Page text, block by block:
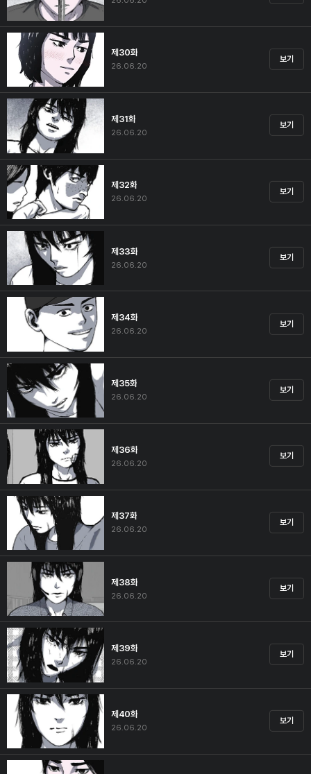
제30화
26.06.20
보기
제31화
26.06.20
보기
제32화
26.06.20
보기
제33화
26.06.20
보기
제34화
26.06.20
보기
제35화
26.06.20
보기
제36화
26.06.20
보기
제37화
26.06.20
보기
제38화
26.06.20
보기
제39화
26.06.20
보기
제40화
26.06.20
보기